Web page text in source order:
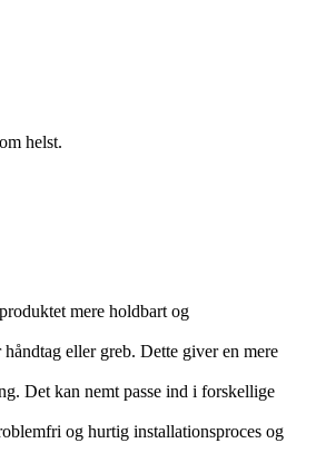
helst.
mere holdbart og
eller greb. Dette giver en mere
Det kan nemt passe ind i forskellige
og hurtig installationsproces og